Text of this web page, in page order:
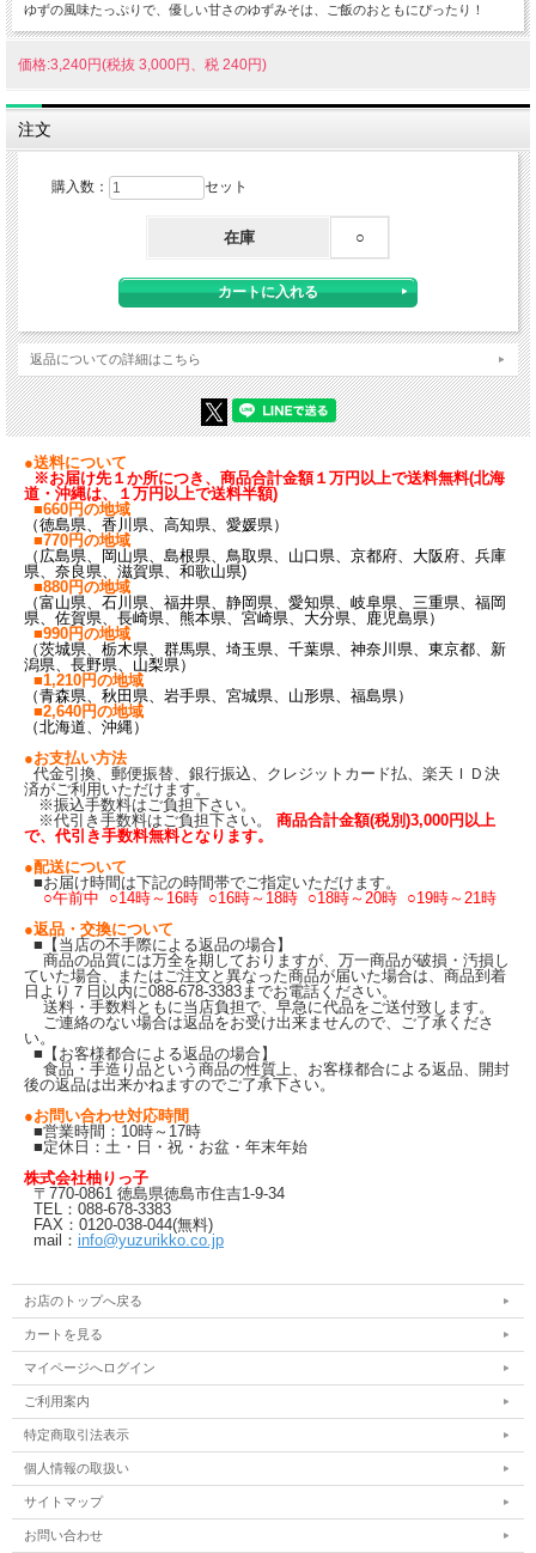
ゆずの風味たっぷりで、優しい甘さのゆずみそは、ご飯のおともにぴったり！
価格:3,240円(税抜 3,000円、税 240円)
注文
購入数： セット
在庫 ○
返品についての詳細はこちら
●送料について
※お届け先１か所につき、商品合計金額１万円以上で送料無料(北海
道・沖縄は、１万円以上で送料半額)
■660円の地域
（徳島県、香川県、高知県、愛媛県）
■770円の地域
（広島県、岡山県、島根県、鳥取県、山口県、京都府、大阪府、兵庫
県、奈良県、滋賀県、和歌山県)
■880円の地域
（富山県、石川県、福井県、静岡県、愛知県、岐阜県、三重県、福岡
県、佐賀県、長崎県、熊本県、宮崎県、大分県、鹿児島県）
■990円の地域
（茨城県、栃木県、群馬県、埼玉県、千葉県、神奈川県、東京都、新
潟県、長野県、山梨県）
■1,210円の地域
（青森県、秋田県、岩手県、宮城県、山形県、福島県）
■2,640円の地域
（北海道、沖縄）
●お支払い方法
代金引換、郵便振替、銀行振込、クレジットカード払、楽天ＩＤ決
済がご利用いただけます。
※振込手数料はご負担下さい。
※代引き手数料はご負担下さい。 商品合計金額(税別)3,000円以上
で、代引き手数料無料となります。
●配送について
■お届け時間は下記の時間帯でご指定いただけます。
○午前中 ○14時～16時 ○16時～18時 ○18時～20時 ○19時～21時
●返品・交換について
■【当店の不手際による返品の場合】
商品の品質には万全を期しておりますが、万一商品が破損・汚損し
ていた場合、またはご注文と異なった商品が届いた場合は、商品到着
日より７日以内に088-678-3383までお電話ください。
送料・手数料ともに当店負担で、早急に代品をご送付致します。
ご連絡のない場合は返品をお受け出来ませんので、ご了承くださ
い。
■【お客様都合による返品の場合】
食品・手造り品という商品の性質上、お客様都合による返品、開封
後の返品は出来かねますのでご了承下さい。
●お問い合わせ対応時間
■営業時間：10時～17時
■定休日：土・日・祝・お盆・年末年始
株式会社柚りっ子
〒770-0861 徳島県徳島市住吉1-9-34
TEL：088-678-3383
FAX：0120-038-044(無料)
mail： info@yuzurikko.co.jp
お店のトップへ戻る
カートを見る
マイページへログイン
ご利用案内
特定商取引法表示
個人情報の取扱い
サイトマップ
お問い合わせ